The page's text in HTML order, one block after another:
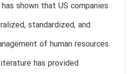
shown that US companies
standardized, and
of human resources.
has provided